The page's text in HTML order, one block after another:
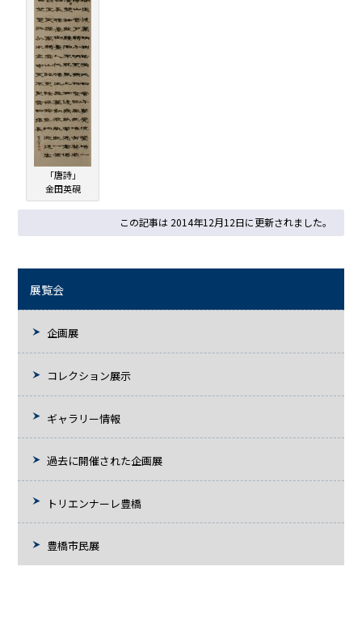
「唐詩」
金田英硯
この記事は 2014年12月12日に更新されました。
展覧会
企画展
コレクション展示
ギャラリー情報
過去に開催された企画展
トリエンナーレ豊橋
豊橋市民展